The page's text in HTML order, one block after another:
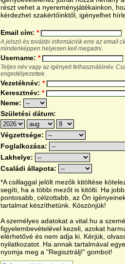
részt vehet a nyereményjátékainkon,
kérdezhet szakértőinktől, igényelhet
Email cím: *
A jelszó és további információk erre az email
mindenképpen helyesen kell megadni.
Username: *
Teljes név vagy az igényelt felhasználónév.
engedélyezettek.
Vezetéknév: *
Keresztnév: *
Neme:
Születési dátum:
Végzettsége:
Foglalkozása:
Lakhelye:
Családi állapota:
*A csillaggal jelölt mezők kitöltése
segíti, ha a többi mezőt is kitölti. Ha
pontosabb, célzottabb, az Ön
tartalmat készíthetünk. Köszönjük!
A személyes adatokat a vital.hu a
figyelembevételével kezeli, azokat
elérhetővé és nem adja ki. Kérjük,
nyilatkozatot. Ha annak tartalmával
nyomja meg a "Regisztrálj!" gombot!